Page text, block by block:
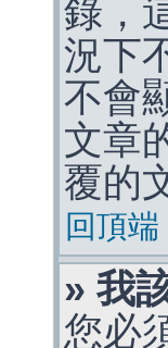
錄，
況下
不會
文章
覆的
回頂端
» 我
您必